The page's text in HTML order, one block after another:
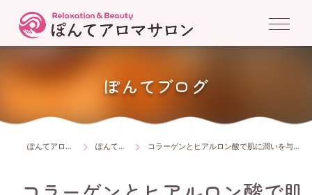
ぽんてブログ
ぽんてアロマサロン ぽんてブログ コラーゲンとヒアルロン酸で肌に潤いを与えてエイジングケア！！